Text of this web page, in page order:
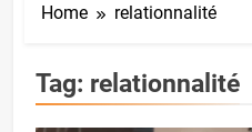
Home relationnalité
Tag: relationnalité